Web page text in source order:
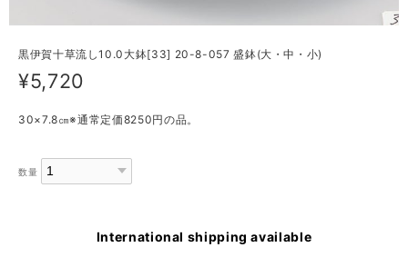
黒伊賀十草流し10.0大鉢[33] 20-8-057 盛鉢(大・中・小)
¥5,720
30×7.8㎝※通常定価8250円の品。
数量
International shipping available